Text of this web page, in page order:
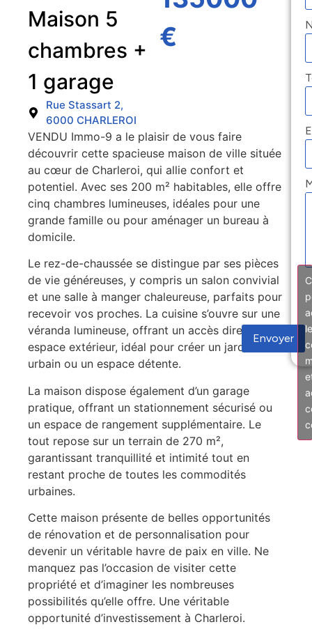
Maison 5
chambres +
1 garage
Rue Stassart 2,
6000 CHARLEROI
€
VENDU Immo-9 a le plaisir de vous faire
découvrir cette spacieuse maison de ville située
au cœur de Charleroi, qui allie confort et
potentiel. Avec ses 200 m² habitables, elle offre
cinq chambres lumineuses, idéales pour une
grande famille ou pour aménager un bureau à
domicile.
Le rez-de-chaussée se distingue par ses pièces
de vie généreuses, y compris un salon convivial
et une salle à manger chaleureuse, parfaits pour
recevoir vos proches. La cuisine s’ouvre sur une
véranda lumineuse, offrant un accès direct à un
espace extérieur, idéal pour créer un jardin
urbain ou un espace détente.
La maison dispose également d’un garage
pratique, offrant un stationnement sécurisé ou
un espace de rangement supplémentaire. Le
tout repose sur un terrain de 270 m²,
garantissant tranquillité et intimité tout en
restant proche de toutes les commodités
urbaines.
Cette maison présente de belles opportunités
de rénovation et de personnalisation pour
devenir un véritable havre de paix en ville. Ne
manquez pas l’occasion de visiter cette
propriété et d’imaginer les nombreuses
possibilités qu’elle offre. Une véritable
opportunité d’investissement à Charleroi.
Envoyer